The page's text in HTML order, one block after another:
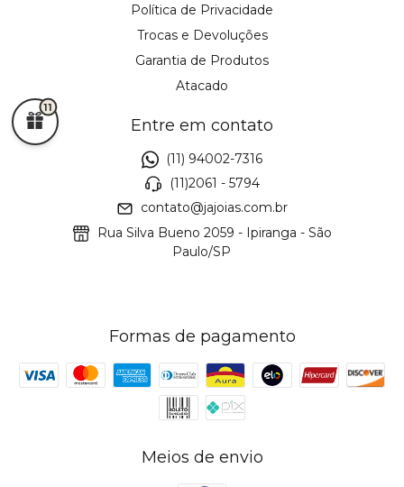
Política de Privacidade
Trocas e Devoluções
Garantia de Produtos
Atacado
Entre em contato
(11) 94002-7316
(11)2061 - 5794
contato@jajoias.com.br
Rua Silva Bueno 2059 - Ipiranga - São
Paulo/SP
Formas de pagamento
Meios de envio
11